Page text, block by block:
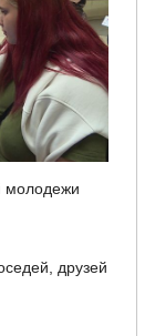
молодежи
друзей